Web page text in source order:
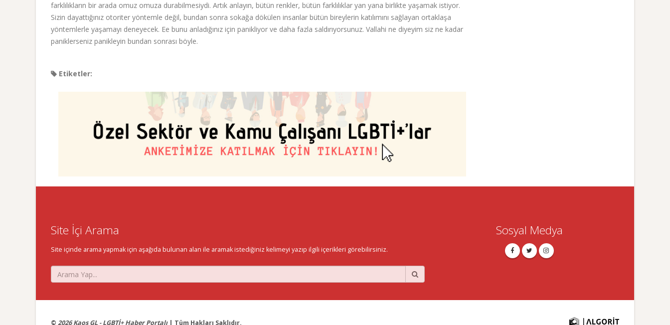
farklılıkların bir arada omuz omuza durabilmesiydi. Artık anlayın, bütün renkler, bütün farklılıklar yan yana birlikte yaşamak istiyor.
Sizin dayattığınız otoriter yöntemle değil, bundan sonra sokağa dökülen insanlar bütün bireylerin katılımını sağlayan ortaklaşa
yöntemlerle yaşamayı deneyecek. Ee bunu anladığınız için panikliyor ve daha fazla saldırıyorsunuz. Vallahi ne diyeyim siz ne kadar
paniklerseniz panikleyin bundan sonrası böyle.
Etiketler:
Site İçi Arama
Site içinde arama yapmak için aşağıda bulunan alan ile aramak istediğiniz kelimeyi yazıp ilgili içerikleri görebilirsiniz.
Sosyal Medya
© 2026 Kaos GL - LGBTİ+ Haber Portalı| Tüm Hakları Saklıdır.